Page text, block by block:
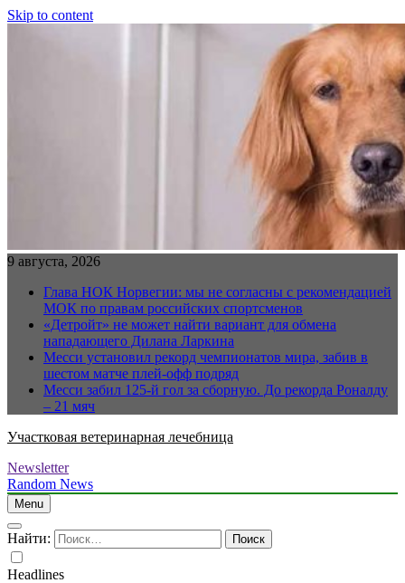
Skip to content
9 августа, 2026
Глава НОК Норвегии: мы не согласны с рекомендацией
МОК по правам российских спортсменов
«Детройт» не может найти вариант для обмена
нападающего Дилана Ларкина
Месси установил рекорд чемпионатов мира, забив в
шестом матче плей‑офф подряд
Месси забил 125-й гол за сборную. До рекорда Роналду
– 21 мяч
Участковая ветеринарная лечебница
Newsletter
Random News
Menu
Найти:
Headlines